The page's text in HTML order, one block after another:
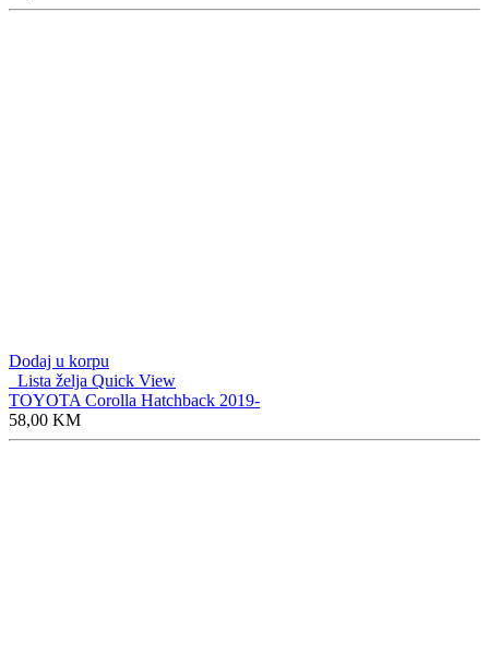
Dodaj u korpu
Lista želja Quick View
TOYOTA Corolla Hatchback 2019-
58,00 KM